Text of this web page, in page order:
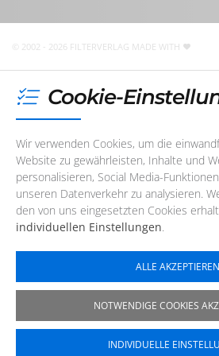
© 2002 - 2026 FILTERVERLAG MADE WITH
Cookie-
Wir verwenden Cookies, um die
Website zu gewährleisten, Inhalte und
personalisieren, Social Media-
unseren Datenverkehr zu analysieren.
den von uns eingesetzten Cookies
individuellen Einstellungen.
ALLE AKZEPTIEREN
NOTWENDIGE COOKIES
INDIVIDUELLE